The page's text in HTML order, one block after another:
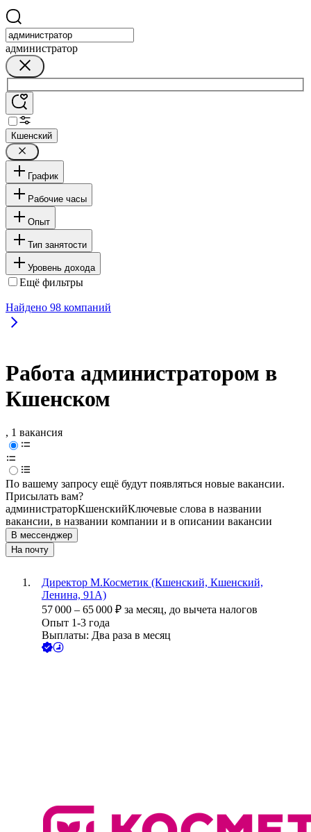
администратор
Кшенский
График
Рабочие часы
Опыт
Тип занятости
Уровень дохода
Ещё фильтры
Найдено 98 компаний
Работа администратором в
Кшенском
, 1 вакансия
По вашему запросу ещё будут появляться новые вакансии.
Присылать вам?
администраторКшенскийКлючевые слова в названии
вакансии, в названии компании и в описании вакансии
В мессенджер
На почту
Директор М.Косметик (Кшенский, Кшенский,
Ленина, 91А)
57 000 – 65 000 ₽ за месяц, до вычета налогов
Опыт 1-3 года
Выплаты: Два раза в месяц